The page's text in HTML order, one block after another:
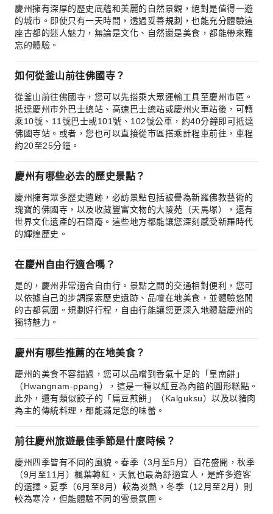
慶州擁有深厚的歷史底蘊和美麗的自然景觀，絕對是值得一遊
的城市。即使只有一天時間，透過妥善規劃，也能充分體驗這
座古都的迷人魅力，無論是文化、自然還是美食，都能帶來難
忘的體驗。
如何從釜山前往佛國寺？
從釜山前往佛國寺，您可以先搭乘大眾運輸工具至慶州市區。
抵達慶州市外巴士總站、高速巴士總站或慶州火車站後，可轉
乘10號、11號巴士或101號、102號公車，約40分鐘即可抵達
佛國寺站。或者，您也可以直接從市區搭乘計程車前往，車程
約20至25分鐘。
慶州有哪些必去的歷史景點？
慶州擁有眾多歷史遺跡，必訪景點包括被譽為新羅佛教藝術的
瑰寶的佛國寺，以及收藏豐富文物的大陵苑（天馬塚），還有
世界文化遺產的石窟庵。這些地方都能讓您深刻感受新羅時代
的輝煌歷史。
在慶州自由行適合嗎？
是的，慶州非常適合自由行。景點之間的交通相對便利，您可
以依據自己的步調探索歷史遺跡、品嚐在地美食，並體驗悠閒
的古都氛圍。規劃好行程，自由行能讓您更深入地體驗慶州的
獨特魅力。
慶州有哪些推薦的在地美食？
慶州的美食不容錯過，您可以品嚐到香氣十足的「皇南餅」
（Hwangnam-ppang），這是一種以紅豆為內餡的圓形糕點。
此外，還有類似餃子的「扁豆煎餅」（Kalguksu）以及以豬肉
為主的傳統料理，都能滿足您的味蕾。
前往慶州旅遊最佳季節是什麼時候？
慶州四季皆有不同的風貌。春季（3月至5月）百花盛開，秋季
（9月至11月）楓葉轉紅，天氣也最為舒適宜人，是許多遊客
的選擇。夏季（6月至8月）較為炎熱，冬季（12月至2月）則
較為寒冷，但能體驗不同的雪景氛圍。